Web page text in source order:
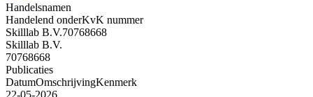
Handelsnamen
Handelend onderKvK nummer
Skilllab B.V.70768668
Skilllab B.V.
70768668
Publicaties
DatumOmschrijvingKenmerk
22-05-2026